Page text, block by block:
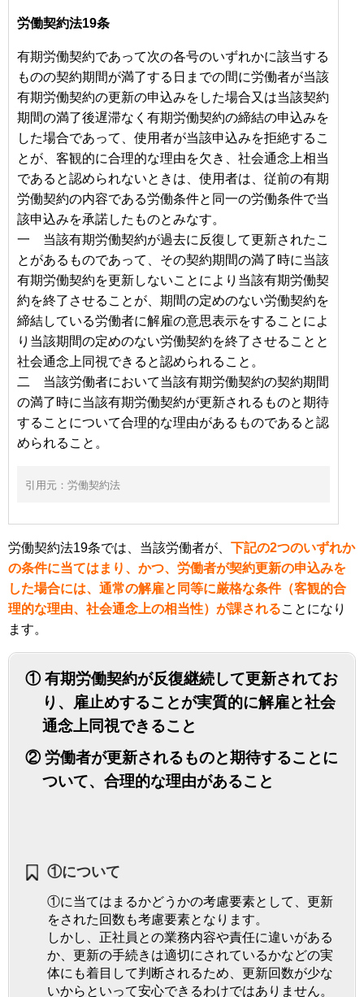
労働契約法19条
有期労働契約であって次の各号のいずれかに該当する
ものの契約期間が満了する日までの間に労働者が当該
有期労働契約の更新の申込みをした場合又は当該契約
期間の満了後遅滞なく有期労働契約の締結の申込みを
した場合であって、使用者が当該申込みを拒絶するこ
とが、客観的に合理的な理由を欠き、社会通念上相当
であると認められないときは、使用者は、従前の有期
労働契約の内容である労働条件と同一の労働条件で当
該申込みを承諾したものとみなす。
一 当該有期労働契約が過去に反復して更新されたこ
とがあるものであって、その契約期間の満了時に当該
有期労働契約を更新しないことにより当該有期労働契
約を終了させることが、期間の定めのない労働契約を
締結している労働者に解雇の意思表示をすることによ
り当該期間の定めのない労働契約を終了させることと
社会通念上同視できると認められること。
二 当該労働者において当該有期労働契約の契約期間
の満了時に当該有期労働契約が更新されるものと期待
することについて合理的な理由があるものであると認
められること。
引用元： 労働契約法
労働契約法19条では、当該労働者が、 下記の2つのいずれか
の条件に当てはまり、かつ、労働者が契約更新の申込みを
した場合には、通常の解雇と同等に厳格な条件（客観的合
理的な理由、社会通念上の相当性）が課されることになり
ます。
① 有期労働契約が反復継続して更新されてお
り、雇止めすることが実質的に解雇と社会
通念上同視できること
② 労働者が更新されるものと期待することに
ついて、合理的な理由があること
①について
①に当てはまるかどうかの考慮要素として、更新
をされた回数も考慮要素となります。
しかし、正社員との業務内容や責任に違いがある
か、更新の手続きは適切にされているかなどの実
体にも着目して判断されるため、更新回数が少な
いからといって安心できるわけではありません。